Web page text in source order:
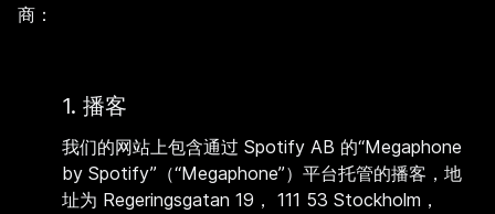
商：
1. 播客
我们的网站上包含通过 Spotify AB 的“Megaphone
by Spotify”（“Megaphone”）平台托管的播客，地
址为 Regeringsgatan 19， 111 53 Stockholm，